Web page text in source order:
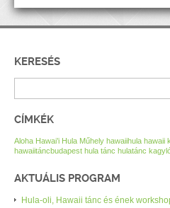
KERESÉS
CÍMKÉK
Aloha Hawai’i Hula Műhely hawaiihula hawaii
hawaiitáncbudapest hula tánc hulatánc
AKTUÁLIS PROGRAM
Hula-oli, Hawaii tánc és ének